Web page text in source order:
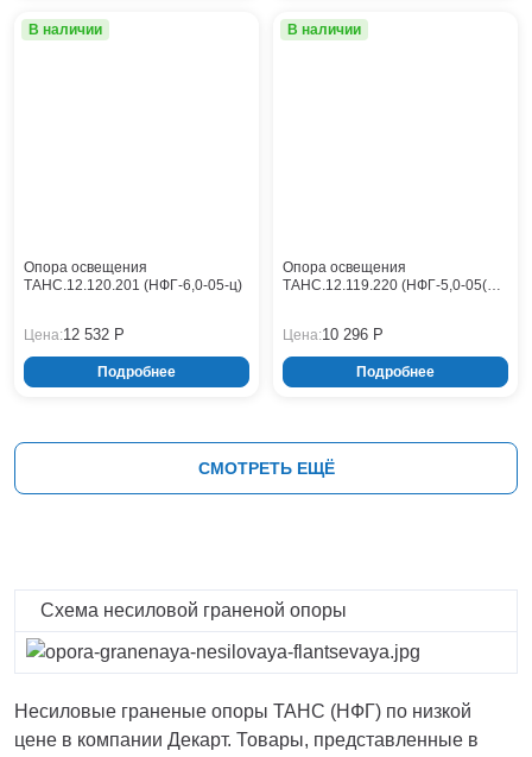
В наличии
Опора освещения
ТАНС.12.120.201 (НФГ-6,0-05-ц)
Цена:12 532 Р
Подробнее
В наличии
Опора освещения
ТАНС.12.119.220 (НФГ-5,0-05(Л)-
Цена:10 296 Р
Подробнее
СМОТРЕТЬ ЕЩЁ
Схема несиловой граненой опоры
Несиловые граненые опоры ТАНС (НФГ) по низкой
цене в компании Декарт. Товары, представленные в